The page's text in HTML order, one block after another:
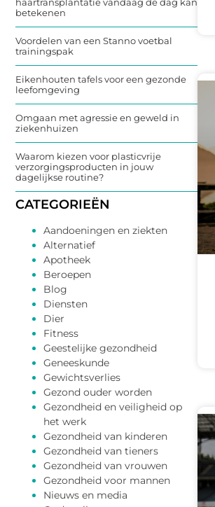
betekenen
Voordelen van een Stanno voetbal
trainingspak
Eikenhouten tafels voor een gezonde
leefomgeving
Omgaan met agressie en geweld in
ziekenhuizen
Waarom kiezen voor plasticvrije
verzorgingsproducten in jouw
dagelijkse routine?
CATEGORIEËN
Aandoeningen en ziekten
Alternatief
Apotheek
Beroepen
Blog
Diensten
Dier
Fitness
Geestelijke gezondheid
Geneeskunde
Gewichtsverlies
Gezond ouder worden
Gezondheid en veiligheid op
het werk
Gezondheid van kinderen
Gezondheid van tieners
Gezondheid van vrouwen
Gezondheid voor mannen
Nieuws en media